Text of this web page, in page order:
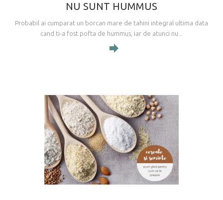
NU SUNT HUMMUS
Probabil ai cumparat un borcan mare de tahini integral ultima data
cand ti-a fost pofta de hummus, iar de atunci nu...